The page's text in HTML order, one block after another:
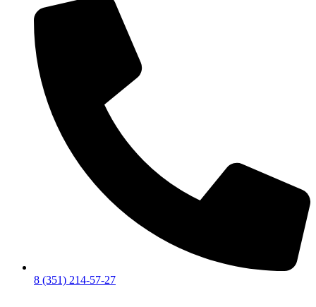
8 (351) 214-57-27